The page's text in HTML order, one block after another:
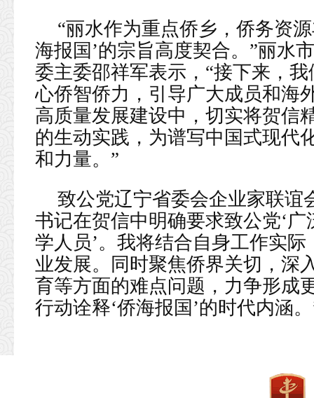
“丽水作为重点侨乡，侨务资
海报国’的宗旨高度契合。”丽水
委主委邵祥军表示，“接下来，
心侨智侨力，引导广大成员和海
高质量发展建设中，切实将贺信
的生动实践，为谱写中国式现代
和力量。”
致公党辽宁省委会企业家联谊
书记在贺信中明确要求致公党‘
学人员’。我将结合自身工作实
业发展。同时聚焦侨界关切，深
育等方面的难点问题，力争形成
行动诠释‘侨海报国’的时代内涵